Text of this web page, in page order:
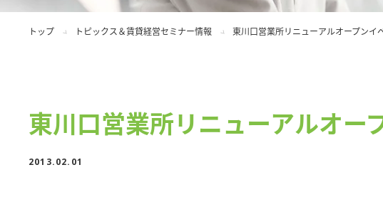
トップ トピックス＆賃貸経営セミナー情報 東川口営業所リニューアルオープンイ
東川口営業所リニューアルオー
2013.02.01